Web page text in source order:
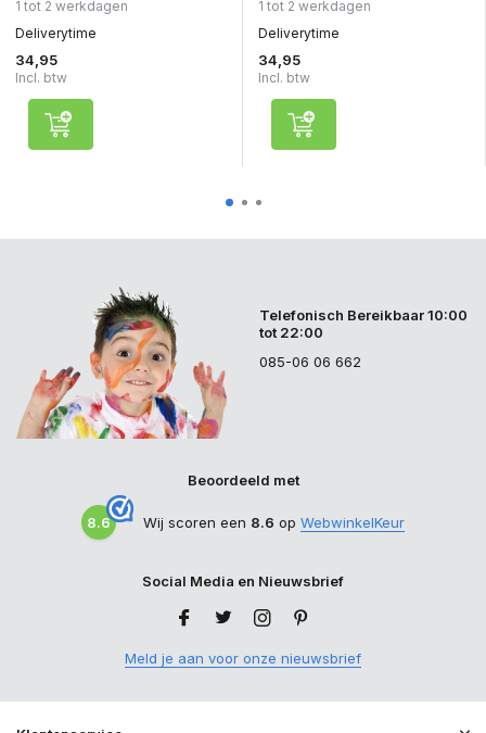
1 tot 2 werkdagen
Deliverytime
34,95
Incl. btw
1 tot 2 werkdagen
Deliverytime
34,95
Incl. btw
Telefonisch Bereikbaar 10:00
tot 22:00
085-06 06 662
Beoordeeld met
8.6 Wij scoren een 8.6 op WebwinkelKeur
Social Media en Nieuwsbrief
Meld je aan voor onze nieuwsbrief